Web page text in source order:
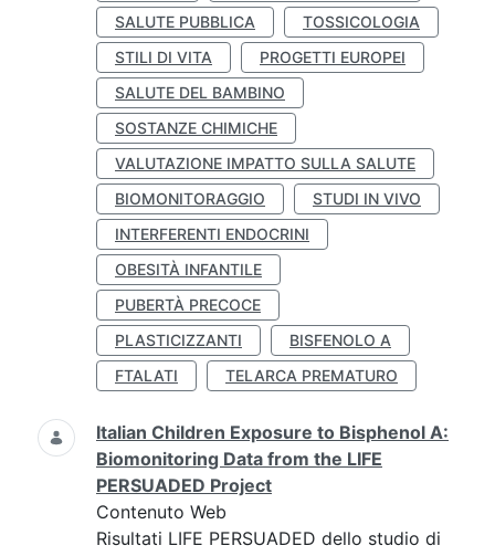
SALUTE PUBBLICA
TOSSICOLOGIA
STILI DI VITA
PROGETTI EUROPEI
SALUTE DEL BAMBINO
SOSTANZE CHIMICHE
VALUTAZIONE IMPATTO SULLA SALUTE
BIOMONITORAGGIO
STUDI IN VIVO
INTERFERENTI ENDOCRINI
OBESITÀ INFANTILE
PUBERTÀ PRECOCE
PLASTICIZZANTI
BISFENOLO A
FTALATI
TELARCA PREMATURO
Italian Children Exposure to Bisphenol A:
Biomonitoring Data from the LIFE
PERSUADED Project
Contenuto Web
Risultati LIFE PERSUADED dello studio di